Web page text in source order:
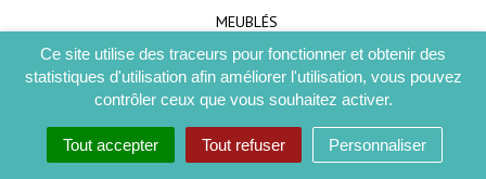
Ce site utilise des traceurs pour fonctionner et obtenir des
statistiques d'utilisation afin améliorer l'utilisation, vous pouvez
contrôler ceux que vous souhaitez activer.
Tout accepter Tout refuser Personnaliser
MEUBLÉS
Grain de Blé